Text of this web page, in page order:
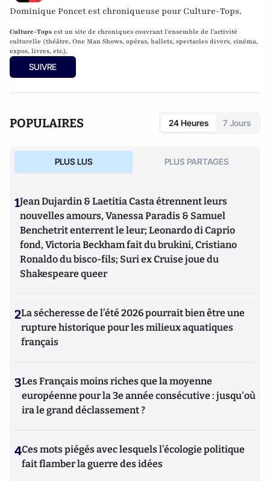
Dominique Poncet est chroniqueuse pour Culture-Tops.
Culture-Tops est un site de chroniques couvrant l'ensemble de l'activité
culturelle (théâtre, One Man Shows, opéras, ballets, spectacles divers, cinéma,
expos, livres, etc.).
SUIVRE
POPULAIRES 24 Heures 7 Jours
PLUS LUS PLUS PARTAGES
1Jean Dujardin & Laetitia Casta étrennent leurs
nouvelles amours, Vanessa Paradis & Samuel
Benchetrit enterrent le leur; Leonardo di Caprio
fond, Victoria Beckham fait du brukini, Cristiano
Ronaldo du bisco-fils; Suri ex Cruise joue du
Shakespeare queer
2La sécheresse de l’été 2026 pourrait bien être une
rupture historique pour les milieux aquatiques
français
3Les Français moins riches que la moyenne
européenne pour la 3e année consécutive : jusqu'où
ira le grand déclassement ?
4Ces mots piégés avec lesquels l’écologie politique
fait flamber la guerre des idées